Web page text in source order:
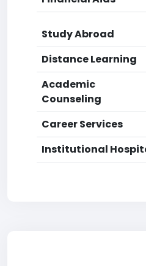
Study Abroad
Distance Learning
Academic
Counseling
Career Services
Institutional